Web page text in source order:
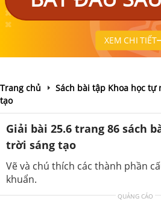
XEM CHI TIẾT
Trang chủ
Sách bài tập Khoa học
tạo
Giải bài 25.6 trang 86 sách
trời sáng tạo
Vẽ và chú thích các thành phần
khuẩn.
QUẢNG CÁO